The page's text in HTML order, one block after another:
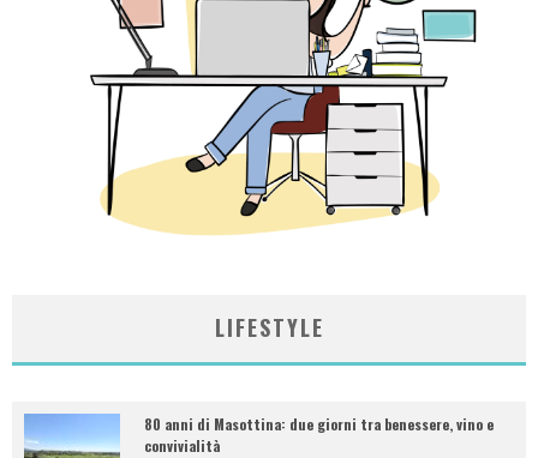
LIFESTYLE
80 anni di Masottina: due giorni tra benessere, vino e
convivialità